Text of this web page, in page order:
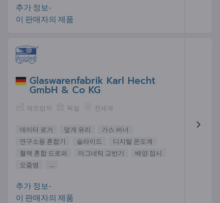
추가 정보-
이 판매자의 제품
Glaswarenfabrik Karl Hecht
GmbH & Co KG
제조업자 독일 전세계
데이터 로거 덮개 유리
가스 버너
연구소용 혼합기
슬라이드
디지털 온도계
혈액 혼합 드로퍼
마그네틱 교반기
배양 접시
오줌병
...
추가 정보-
이 판매자의 제품